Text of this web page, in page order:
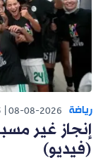
رياضة 08-08-2026
إنجاز غير
(فيديو)